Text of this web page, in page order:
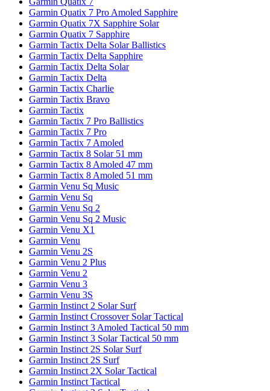
Garmin Quatix 7 Pro Amoled Sapphire
Garmin Quatix 7X Sapphire Solar
Garmin Quatix 7 Sapphire
Garmin Tactix Delta Solar Ballistics
Garmin Tactix Delta Sapphire
Garmin Tactix Delta Solar
Garmin Tactix Delta
Garmin Tactix Charlie
Garmin Tactix Bravo
Garmin Tactix
Garmin Tactix 7 Pro Ballistics
Garmin Tactix 7 Pro
Garmin Tactix 7 Amoled
Garmin Tactix 8 Solar 51 mm
Garmin Tactix 8 Amoled 47 mm
Garmin Tactix 8 Amoled 51 mm
Garmin Venu Sq Music
Garmin Venu Sq
Garmin Venu Sq 2
Garmin Venu Sq 2 Music
Garmin Venu X1
Garmin Venu
Garmin Venu 2S
Garmin Venu 2 Plus
Garmin Venu 2
Garmin Venu 3
Garmin Venu 3S
Garmin Instinct 2 Solar Surf
Garmin Instinct Crossover Solar Tactical
Garmin Instinct 3 Amoled Tactical 50 mm
Garmin Instinct 3 Solar Tactical 50 mm
Garmin Instinct 2S Solar Surf
Garmin Instinct 2S Surf
Garmin Instinct 2X Solar Tactical
Garmin Instinct Tactical